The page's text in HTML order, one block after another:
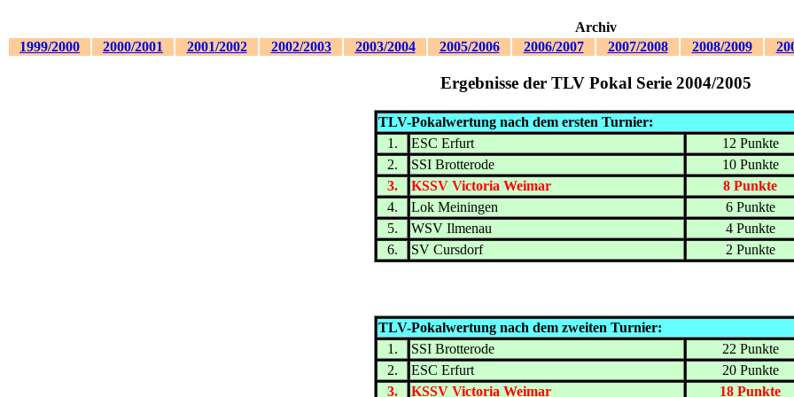
Archiv
1999/2000
2000/2001 2001/2002 2002/2003 2003/2004 2005/2006 2006/2007 2007/2008 2008/2009
Ergebnisse der TLV Pokal Serie 2004/2005
TLV-Pokalwertung nach dem ersten Turnier:
1.
ESC Erfurt
12 Punkte
2.
SSI Brotterode
10 Punkte
3.
KSSV Victoria Weimar
8 Punkte
4.
Lok Meiningen
6 Punkte
5.
WSV Ilmenau
4 Punkte
6.
SV Cursdorf 2 Punkte
TLV-Pokalwertung nach dem zweiten Turnier:
1.
SSI Brotterode
22 Punkte
2.
ESC Erfurt
20 Punkte
3.
KSSV Victoria Weimar
18 Punkte